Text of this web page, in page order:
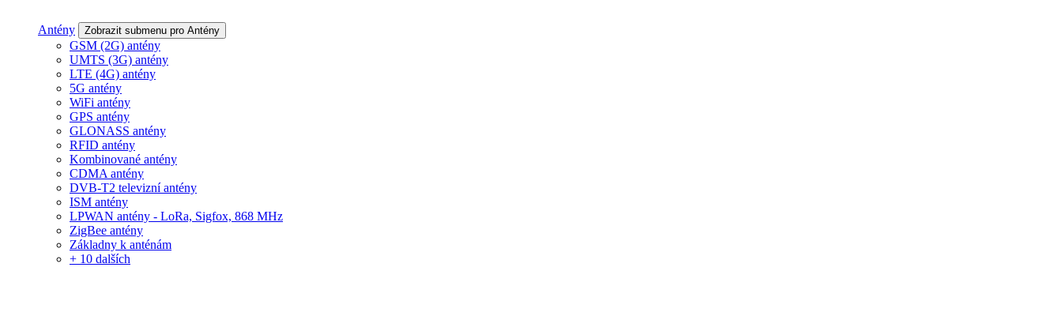
Antény Zobrazit submenu pro Antény
GSM (2G) antény
UMTS (3G) antény
LTE (4G) antény
5G antény
WiFi antény
GPS antény
GLONASS antény
RFID antény
Kombinované antény
CDMA antény
DVB-T2 televizní antény
ISM antény
LPWAN antény - LoRa, Sigfox, 868 MHz
ZigBee antény
Základny k anténám
+ 10 dalších